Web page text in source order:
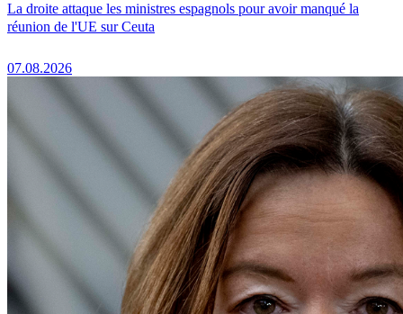
La droite attaque les ministres espagnols pour avoir manqué la
réunion de l'UE sur Ceuta
07.08.2026